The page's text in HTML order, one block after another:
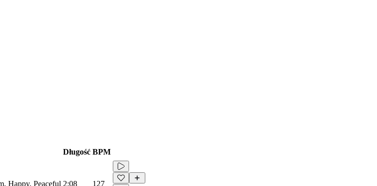
Długość BPM
Happy, Peaceful 2:08 127